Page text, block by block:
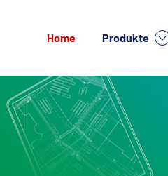
Home Produkte